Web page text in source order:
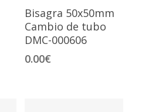
Bisagra 50x50mm
Cambio de tubo
DMC-000606
0.00€